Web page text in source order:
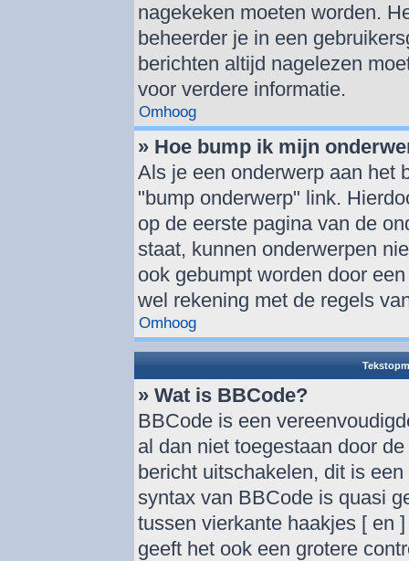
nagekeken moeten worden.
beheerder je in een
berichten altijd nagelezen
voor verdere informatie.
Omhoog
» Hoe bump ik mijn
Als je een onderwerp aan het
"bump onderwerp" link.
op de eerste pagina van de
staat, kunnen onderwerpen
ook gebumpt worden door
wel rekening met de regels
Omhoog
» Wat is BBCode?
BBCode is een
al dan niet toegestaan door
bericht uitschakelen, dit is
syntax van BBCode is quasi
tussen vierkante haakjes [ en
geeft het ook een grotere